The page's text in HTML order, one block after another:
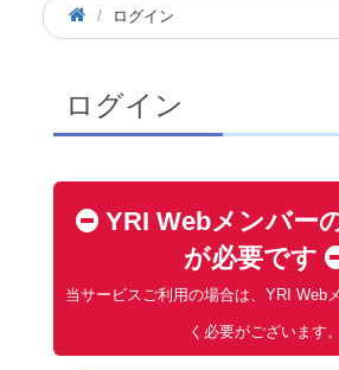
ログイン
ログイン
YRI Webメンバー
が必要です
当サービスご利用の場合は、YRI Web
く必要がございます。